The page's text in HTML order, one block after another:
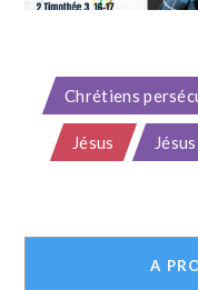
Chrétiens
Jésus
A